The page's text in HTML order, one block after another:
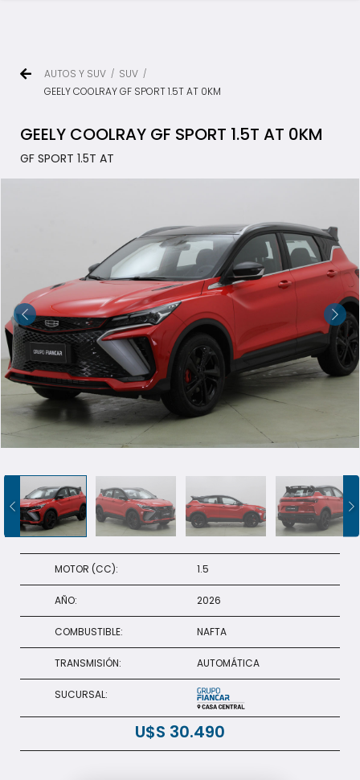
AUTOS Y SUV
PICKUP Y DOBLE CABINA
UTILITARIOS Y CAMIONES
VENDÉ
+598 91 372 694
AUTOS Y SUV / SUV /
GEELY COOLRAY GF SPORT 1.5T AT 0KM
GEELY COOLRAY GF SPORT 1.5T AT 0KM
GF SPORT 1.5T AT
MOTOR (CC): 1.5
AÑO: 2026
COMBUSTIBLE: NAFTA
TRANSMISIÓN: AUTOMÁTICA
SUCURSAL:
U$S 30.490